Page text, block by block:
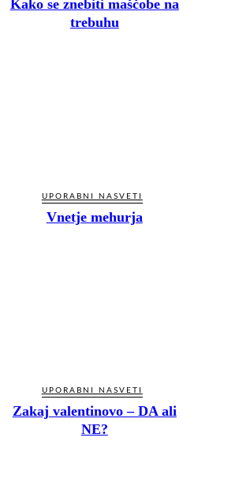
Kako se znebiti maščobe na
trebuhu
UPORABNI NASVETI
Vnetje mehurja
UPORABNI NASVETI
Zakaj valentinovo – DA ali
NE?